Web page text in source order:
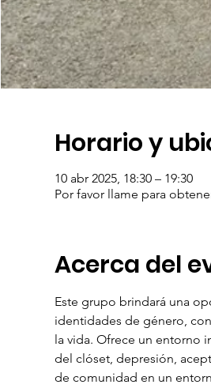
Horario y
10 abr 2025, 18:30 – 19:30
Por favor llame para
Acerca del
Este grupo brindará una
identidades de género,
la vida. Ofrece un entorno
del clóset, depresión,
de comunidad en un